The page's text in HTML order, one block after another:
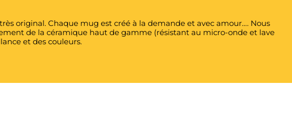
original. Chaque mug est créé à la demande et avec amour…. Nous
de la céramique haut de gamme (résistant au micro-onde et lave
et des couleurs.